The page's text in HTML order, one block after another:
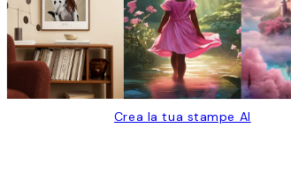
Crea la tua stampe AI